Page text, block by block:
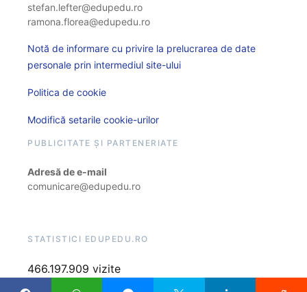
stefan.lefter@edupedu.ro
ramona.florea@edupedu.ro
Notă de informare cu privire la prelucrarea de date
personale prin intermediul site-ului
Politica de cookie
Modifică setarile cookie-urilor
PUBLICITATE ȘI PARTENERIATE
Adresă de e-mail
comunicare@edupedu.ro
STATISTICI EDUPEDU.RO
466.197.909 vizite